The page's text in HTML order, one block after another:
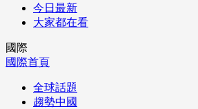
今日最新
大家都在看
國際
國際首頁
全球話題
趨勢中國